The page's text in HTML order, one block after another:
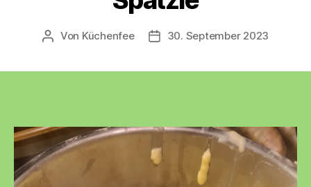
Beitragsautor
Von Küchenfee Beitragsdatum
30. September 2023